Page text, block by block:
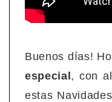
Buenos días!
especial , con
estas